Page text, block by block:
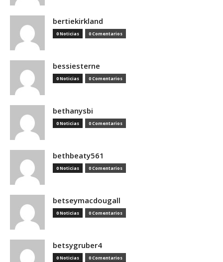
bertiekirkland
0 Noticias 0 Comentarios
bessiesterne
0 Noticias 0 Comentarios
bethanysbi
0 Noticias 0 Comentarios
bethbeaty561
0 Noticias 0 Comentarios
betseymacdougall
0 Noticias 0 Comentarios
betsygruber4
0 Noticias 0 Comentarios